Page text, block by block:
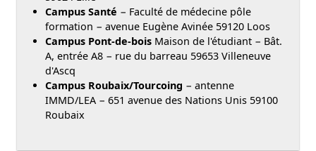
Campus Santé − Faculté de médecine pôle
formation − avenue Eugène Avinée 59120 Loos
Campus Pont-de-bois Maison de l'étudiant − Bât.
A, entrée A8 − rue du barreau 59653 Villeneuve
d'Ascq
Campus Roubaix/Tourcoing − antenne
IMMD/LEA − 651 avenue des Nations Unis 59100
Roubaix